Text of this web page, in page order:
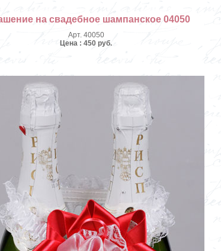
на свадебное шампанское 04050
Арт. 40050
Цена : 450 руб.